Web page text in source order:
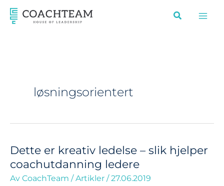
Hopp
rett
løsningsorientert
Dette er kreativ ledelse – slik hjelper
coachutdanning ledere
Av CoachTeam /Artikler /27.06.2019
Dette
er
kreativ